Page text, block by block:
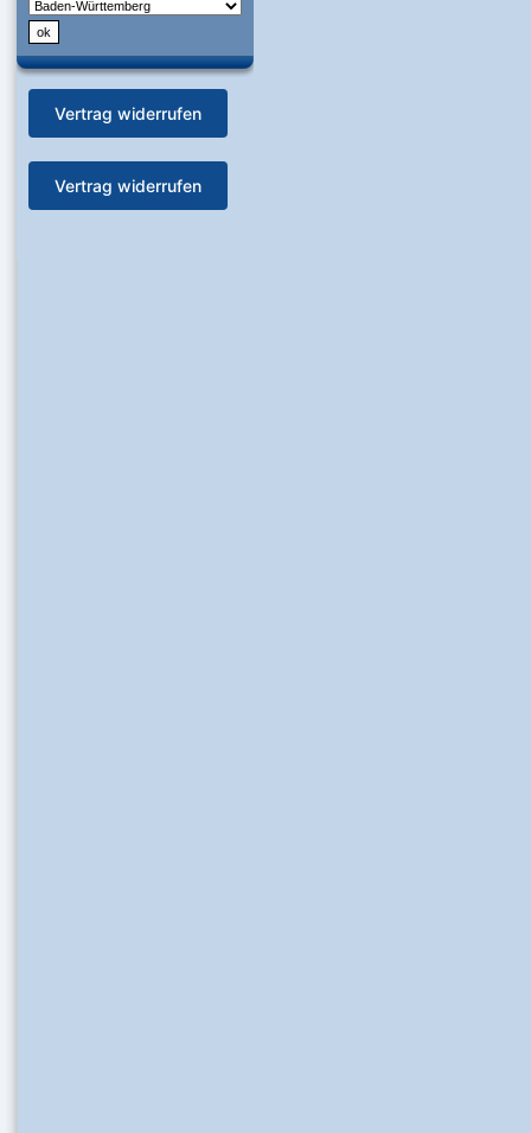
Vertrag widerrufen
Vertrag widerrufen